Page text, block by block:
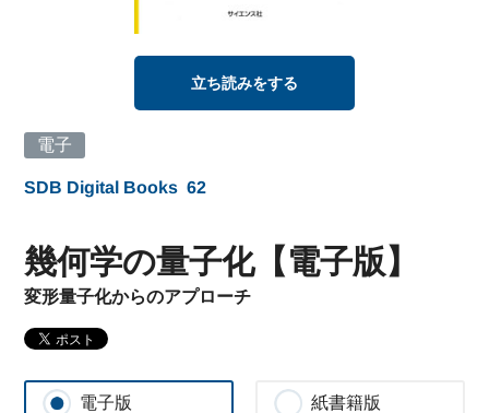
立ち読みをする
電子
SDB Digital Books 62
幾何学の量子化【電子版】
変形量子化からのアプローチ
電子版 紙書籍版